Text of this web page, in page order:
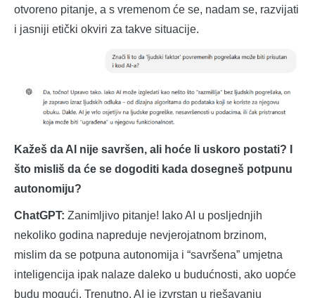
otvoreno pitanje, a s vremenom će se, nadam se, razvijati
i jasniji etički okviri za takve situacije.
Kažeš da AI nije savršen, ali hoće li uskoro postati? I
što misliš da će se dogoditi kada dosegneš potpunu
autonomiju?
ChatGPT: Zanimljivo pitanje! Iako AI u posljednjih
nekoliko godina napreduje nevjerojatnom brzinom,
mislim da se potpuna autonomija i “savršena” umjetna
inteligencija ipak nalaze daleko u budućnosti, ako uopće
budu mogući. Trenutno, AI je izvrstan u rješavanju